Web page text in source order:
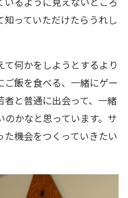
っていただけたらうれし
何かをしようとするより
飯を食べる、一緒にゲー
と普通に出会って、一緒
かなと思っています。サ
機会をつくっていきたい